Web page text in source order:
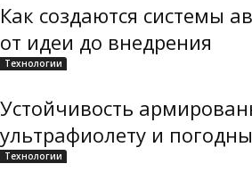
Как создаются системы
от идеи до внедрения
Технологии
Устойчивость
ультрафиолету и
Технологии